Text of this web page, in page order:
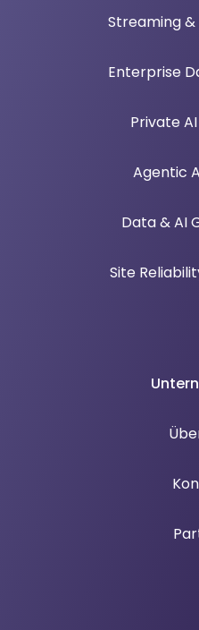
Streaming
Enterprise
Private
Agentic
Data & AI
Site